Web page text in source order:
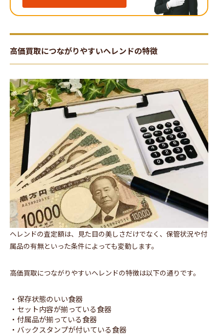
高価買取につながりやすいヘレンドの特徴
ヘレンドの査定額は、見た目の美しさだけでなく、保管状況や付
属品の有無といった条件によっても変動します。
高価買取につながりやすいヘレンドの特徴は以下の通りです。
・保存状態のいい食器
・セット内容が揃っている食器
・付属品が揃っている食器
・バックスタンプが付いている食器